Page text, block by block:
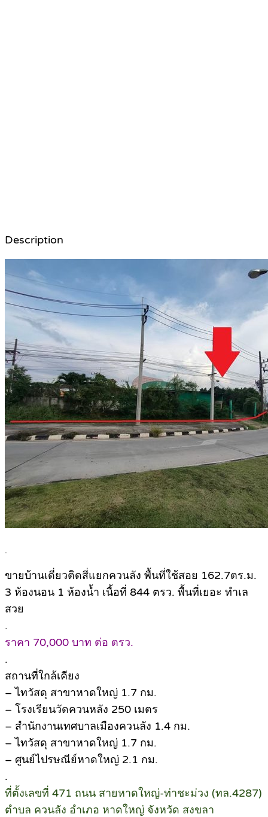
Description
.
ขายบ้านเดี่ยวติดสี่แยกควนลัง พื้นที่ใช้สอย 162.7ตร.ม.
3 ห้องนอน 1 ห้องน้ำ เนื้อที่ 844 ตรว. พื้นที่เยอะ ทำเล
สวย
.
ราคา 70,000 บาท ต่อ ตรว.
.
สถานที่ใกล้เคียง
– ไทวัสดุ สาขาหาดใหญ่ 1.7 กม.
– โรงเรียนวัดควนหลัง 250 เมตร
– สำนักงานเทศบาลเมืองควนลัง 1.4 กม.
– ไทวัสดุ สาขาหาดใหญ่ 1.7 กม.
– ศูนย์ไปรษณีย์หาดใหญ่ 2.1 กม.
.
ที่ตั้งเลขที่ 471 ถนน สายหาดใหญ่-ท่าชะม่วง (ทล.4287)
ตำบล ควนลัง อำเภอ หาดใหญ่ จังหวัด สงขลา